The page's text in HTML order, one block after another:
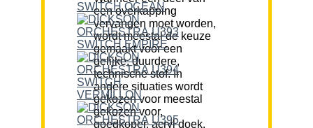
een overkapping
vervangen moet worden,
wordt meestal de keuze
gemaakt voor een
gelijke, duurdere,
technische stof. In
andere situaties wordt
gekozen voor meestal
gekozen voor,
goedkoper, acryl doek.